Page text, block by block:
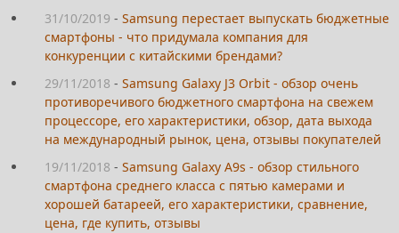
31/10/2019 - Samsung перестает выпускать бюджетные
смартфоны - что придумала компания для
конкуренции с китайскими брендами?
29/11/2018 - Samsung Galaxy J3 Orbit - обзор очень
противоречивого бюджетного смартфона на свежем
процессоре, его характеристики, обзор, дата выхода
на международный рынок, цена, отзывы покупателей
19/11/2018 - Samsung Galaxy A9s - обзор стильного
смартфона среднего класса с пятью камерами и
хорошей батареей, его характеристики, сравнение,
цена, где купить, отзывы